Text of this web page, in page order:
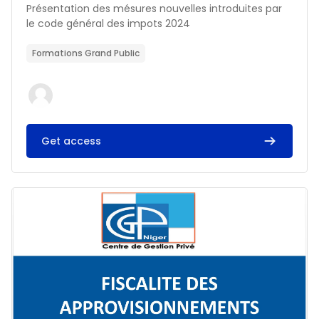
Résumé du cours :
Présentation des mésures nouvelles introduites par
le code général des impots 2024
Formations Grand Public
Get access
Image du cours FISCALITE DES APPROVISIONNEMENTS